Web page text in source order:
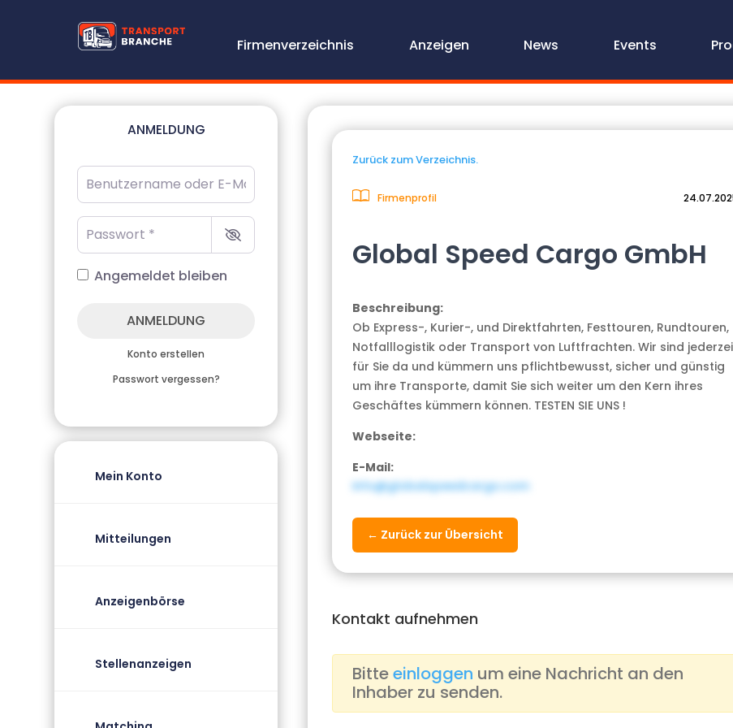
Firmenverzeichnis Anzeigen News Events
ANMELDUNG
Benutzername oder E-Mail-Adresse
Passwort
Angemeldet bleiben
ANMELDUNG
Konto erstellen
Passwort vergessen?
Mein Konto
Mitteilungen
Anzeigenbörse
Stellenanzeigen
Zurück zum Verzeichnis.
Firmenprofil
Global Speed Cargo GmbH
Beschreibung:
Ob Express-, Kurier-, und Direktfahrten, Festtouren, Rundtouren,
Notfalllogistik oder Transport von Luftfrachten. Wir sind
für Sie da und kümmern uns pflichtbewusst, sicher und günstig
um ihre Transporte, damit Sie sich weiter um den Kern ihres
Geschäftes kümmern können. TESTEN SIE UNS !
Webseite:
E-Mail:
info@globalspeedcargo.com
← Zurück zur Übersicht
Kontakt aufnehmen
Bitteeinloggen um eine Nachricht an den
Inhaber zu senden.